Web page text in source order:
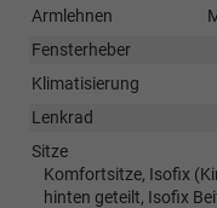
Armlehnen
Fensterheber
Klimatisierung
Lenkrad
Sitze
Komfortsitze, Isofix
hinten geteilt, Isofix